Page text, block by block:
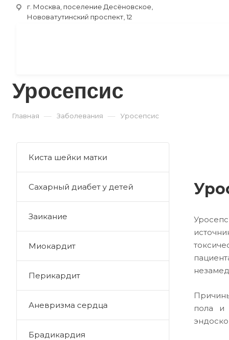
г. Москва, поселение Десёновское,
Нововатутинский проспект, 12
Уросепсис
Главная — Заболевания — Уросепсис
пола и
Киста шейки матки
Сахарный диабет у детей
Заикание
Миокардит
Перикардит
Аневризма сердца
Брадикардия